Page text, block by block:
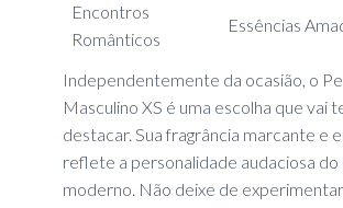
Encontros
Românticos
Essências
Independentemente da ocasião, o
Masculino XS é uma escolha que vai
destacar. Sua fragrância marcante e
reflete a personalidade audaciosa do
moderno. Não deixe de